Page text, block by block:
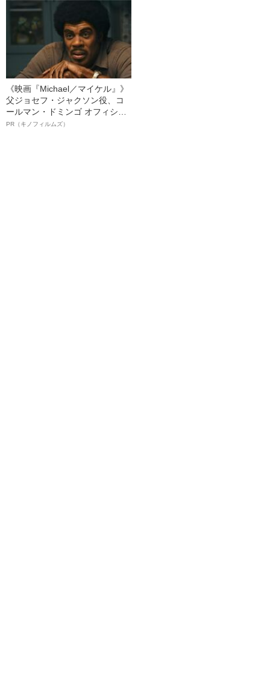
《映画『Michael／マイケル』》
父ジョセフ・ジャクソン役、コ
ールマン・ドミンゴ オフィシャ
ルインタビュー“観客を魅了した
PR（キノフィルムズ）